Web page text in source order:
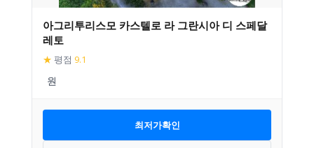
아그리투리스모 카스텔로 라 그란시아 디 스페달
레토
★ 평점 9.1
최저가확인